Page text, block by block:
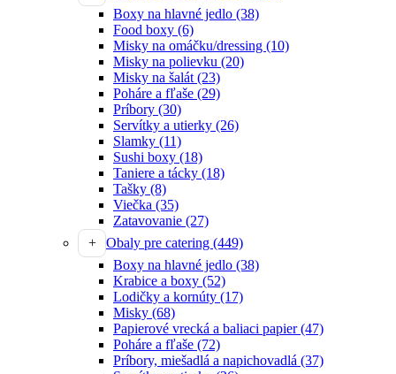
Boxy na hlavné jedlo (38)
Food boxy (6)
Misky na omáčku/dressing (10)
Misky na polievku (20)
Misky na šalát (23)
Poháre a fľaše (29)
Príbory (30)
Servítky a utierky (26)
Slamky (11)
Sushi boxy (18)
Taniere a tácky (18)
Tašky (8)
Viečka (35)
Zatavovanie (27)
Obaly pre catering (449)
Boxy na hlavné jedlo (38)
Krabice a boxy (52)
Lodičky a kornúty (17)
Misky (68)
Papierové vrecká a baliaci papier(47)
Poháre a fľaše (72)
Príbory, miešadlá a napichovadlá (37)